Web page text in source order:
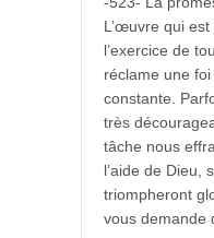
L’œuvre qui
l’exercice de
réclame une
constante.
très
tâche nous
l’aide de Dieu,
triompheront
vous demande